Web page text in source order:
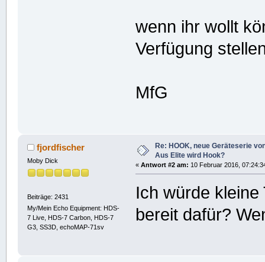
wenn ihr wollt
Verfügung
MfG
fjordfischer
Moby Dick
Beiträge: 2431
My/Mein Echo Equipment: HDS-
7 Live, HDS-7 Carbon, HDS-7
G3, SS3D, echoMAP-71sv
Re: HOOK, neue Geräteserie
Aus Elite wird Hook?
«Antwort #2 am: 10 Februar 2016,
Ich würde
bereit dafür?